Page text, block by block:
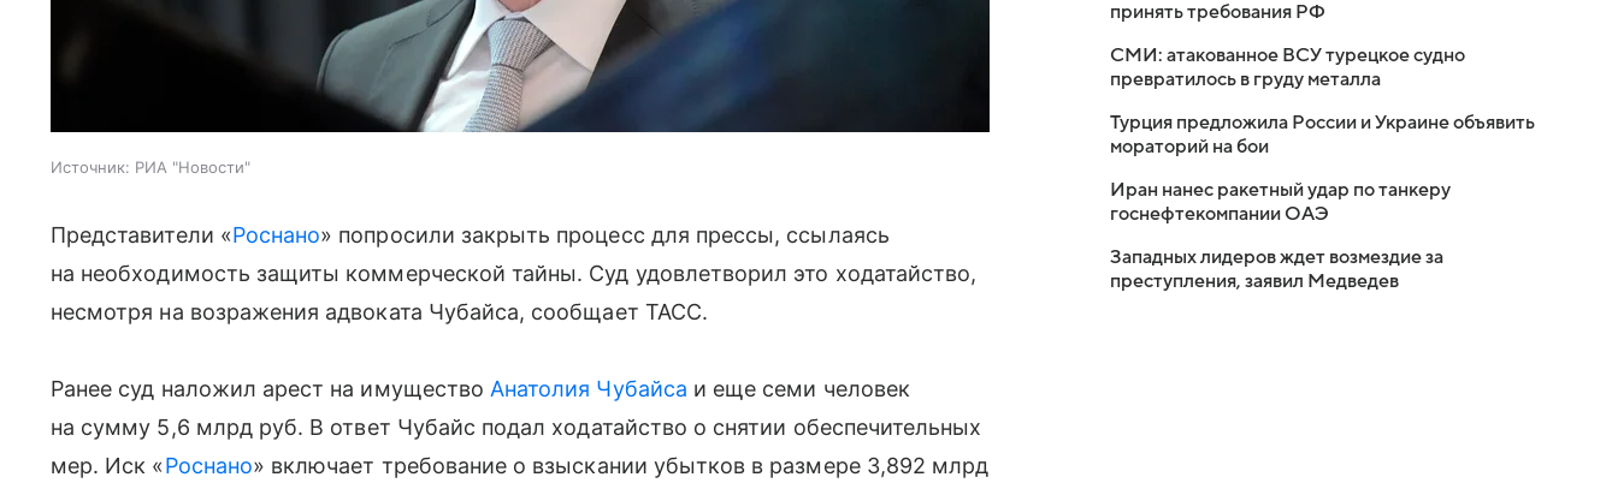
Источник: РИА "Новости"
Представители «Роснано» попросили закрыть процесс для прессы, ссылаясь
на необходимость защиты коммерческой тайны. Суд удовлетворил это ходатайство,
несмотря на возражения адвоката Чубайса, сообщает ТАСС.
Ранее суд наложил арест на имущество Анатолия Чубайса и еще семи человек
на сумму 5,6 млрд руб. В ответ Чубайс подал ходатайство о снятии обеспечительных
мер. Иск «Роснано» включает требование о взыскании убытков в размере 3,892 млрд
принять требования РФ
СМИ: атакованное ВСУ турецкое судно
превратилось в груду металла
Турция предложила России и Украине объявить
мораторий на бои
Иран нанес ракетный удар по танкеру
госнефтекомпании ОАЭ
Западных лидеров ждет возмездие за
преступления, заявил Медведев